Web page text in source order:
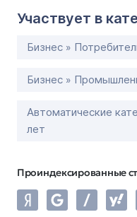
Участвует в
Бизнес »
Бизнес »
Автоматические
лет
Проиндексированные